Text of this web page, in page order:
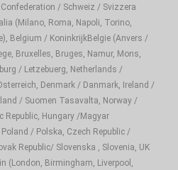
/ Schweiz / Svizzera
(Milano, Roma, Napoli, Torino,
Belgium / KoninkrijkBelgie (Anvers /
Bruxelles, Bruges, Namur, Mons,
/ Letzebuerg, Netherlands /
Denmark / Danmark, Ireland /
/ Suomen Tasavalta, Norway /
Republic, Hungary /Magyar
/ Polska, Czech Republic /
Republic/ Slovenska , Slovenia, UK
(London, Birmingham, Liverpool,